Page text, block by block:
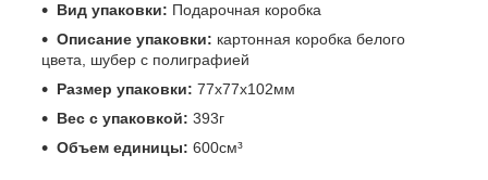
Вид упаковки: Подарочная коробка
Описание упаковки: картонная коробка белого
цвета, шубер с полиграфией
Размер упаковки: 77x77x102мм
Вес с упаковкой: 393г
Объем единицы: 600см³